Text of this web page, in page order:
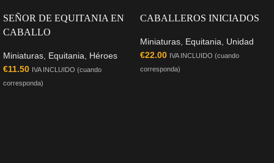
SEÑOR DE EQUITANIA EN
CABALLO
Miniaturas, Equitania, Héroes
€11.50 IVA INCLUIDO (cuando
corresponda)
CABALLEROS INICIADOS
Miniaturas, Equitania, Unidad
€22.00 IVA INCLUIDO (cuando
corresponda)